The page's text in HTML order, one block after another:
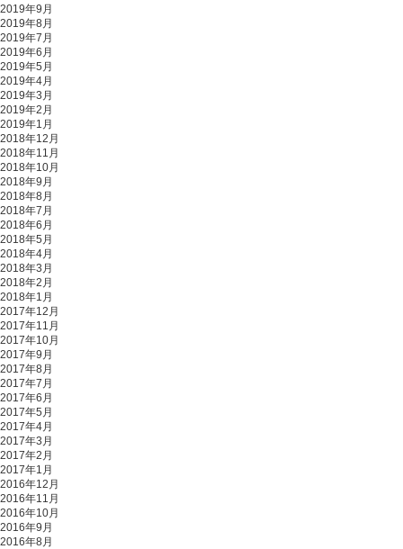
2019年9月
2019年8月
2019年7月
2019年6月
2019年5月
2019年4月
2019年3月
2019年2月
2019年1月
2018年12月
2018年11月
2018年10月
2018年9月
2018年8月
2018年7月
2018年6月
2018年5月
2018年4月
2018年3月
2018年2月
2018年1月
2017年12月
2017年11月
2017年10月
2017年9月
2017年8月
2017年7月
2017年6月
2017年5月
2017年4月
2017年3月
2017年2月
2017年1月
2016年12月
2016年11月
2016年10月
2016年9月
2016年8月